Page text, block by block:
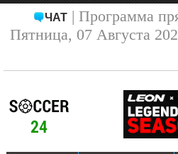
ЧАТ| Программа
Пятница, 07 Августа